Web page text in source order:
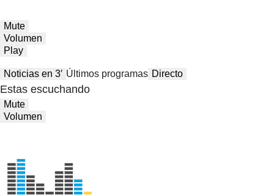
Mute
Volumen
Play
Noticias en 3′ Últimos programas Directo
Estas escuchando
Mute
Volumen